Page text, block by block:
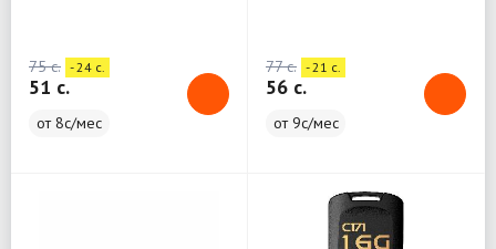
75 c. - 24 c.
51 c.
от 8с/мес
77 c. - 21 c.
56 c.
от 9с/мес